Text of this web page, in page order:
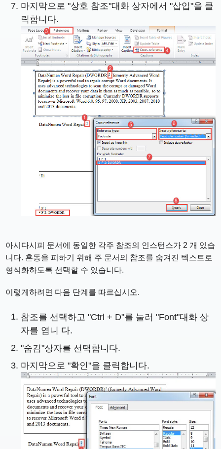
마지막으로 "상호 참조"대화 상자에서 "삽입"을 클
릭합니다.
아시다시피 문서에 동일한 각주 참조의 인스턴스가 2 개 있습
니다. 혼동을 피하기 위해 주 문서의 참조를 숨겨진 텍스트로
형식화하도록 선택할 수 있습니다.
이렇게하려면 다음 단계를 따르십시오.
참조를 선택하고 "Ctrl + D"를 눌러 "Font"대화 상
자를 엽니 다.
"숨김"상자를 선택합니다.
마지막으로 "확인"을 클릭합니다.